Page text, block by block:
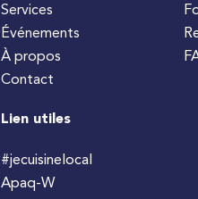
Services
Événements
À propos
Contact
Lien utiles
#jecuisinelocal
Apaq-W